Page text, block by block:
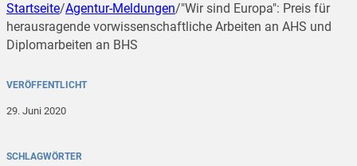
Startseite/Agentur-Meldungen/"Wir sind Europa": Preis für
herausragende vorwissenschaftliche Arbeiten an AHS und
Diplomarbeiten an BHS
VERÖFFENTLICHT
29. Juni 2020
SCHLAGWÖRTER